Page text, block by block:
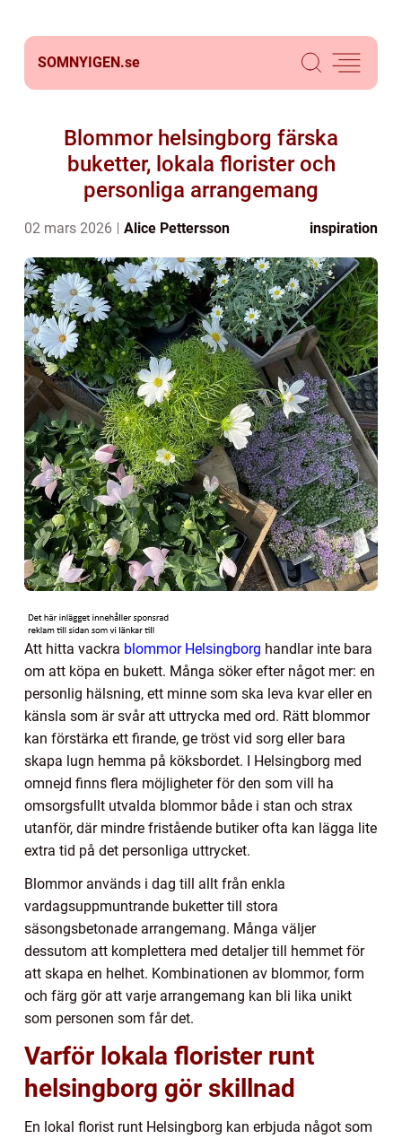
SOMNYIGEN.se
Blommor helsingborg färska
buketter, lokala florister och
personliga arrangemang
02 mars 2026 Alice Pettersson inspiration
Att hitta vackra blommor Helsingborg handlar inte bara
om att köpa en bukett. Många söker efter något mer: en
personlig hälsning, ett minne som ska leva kvar eller en
känsla som är svår att uttrycka med ord. Rätt blommor
kan förstärka ett firande, ge tröst vid sorg eller bara
skapa lugn hemma på köksbordet. I Helsingborg med
omnejd finns flera möjligheter för den som vill ha
omsorgsfullt utvalda blommor både i stan och strax
utanför, där mindre fristående butiker ofta kan lägga lite
extra tid på det personliga uttrycket.
Blommor används i dag till allt från enkla
vardagsuppmuntrande buketter till stora
säsongsbetonade arrangemang. Många väljer
dessutom att komplettera med detaljer till hemmet för
att skapa en helhet. Kombinationen av blommor, form
och färg gör att varje arrangemang kan bli lika unikt
som personen som får det.
Varför lokala florister runt
helsingborg gör skillnad
En lokal florist runt Helsingborg kan erbjuda något som